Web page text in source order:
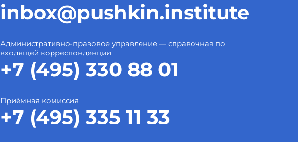
inbox@pushkin.institute
Административно-правовое управление — справочная по
входящей корреспонденции
+7 (495) 330 88 01
Приёмная комиссия
+7 (495) 335 11 33